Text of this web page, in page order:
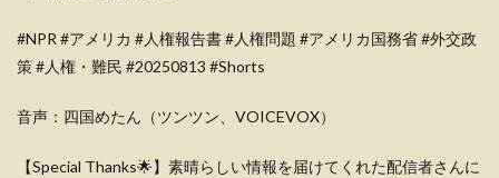
#NPR #アメリカ #人権報告書 #人権問題 #アメリカ国務省 #外交政
策 #人権・難民 #20250813 #Shorts
音声：四国めたん（ツンツン、VOICEVOX）
【Special Thanks🌟】素晴らしい情報を届けてくれた配信者さんに